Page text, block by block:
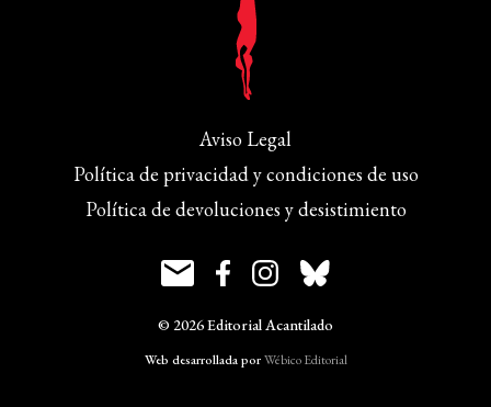
Aviso Legal
Política de privacidad y condiciones de uso
Política de devoluciones y desistimiento
© 2026 Editorial Acantilado
Web desarrollada porWébico Editorial